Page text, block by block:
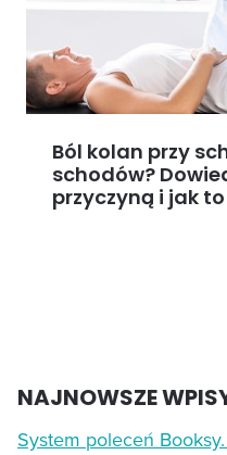
Ból kolan przy
schodów?
przyczyną i jak
NAJNOWSZE
System poleceń